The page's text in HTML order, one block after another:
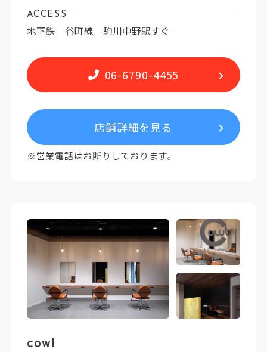
ACCESS
地下鉄 谷町線 駒川中野駅すぐ
06-6790-4455
店舗詳細を見る
※営業電話はお断りしております。
cowl